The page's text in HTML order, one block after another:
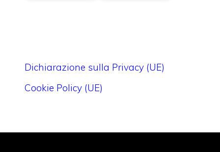
Dichiarazione sulla Privacy (UE)
Cookie Policy (UE)